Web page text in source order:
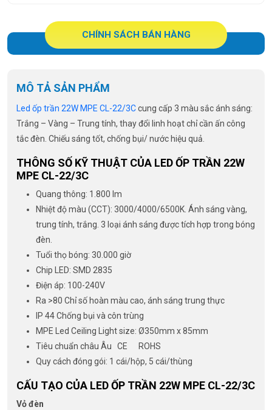
CHÍNH SÁCH BÁN HÀNG
MÔ TẢ SẢN PHẨM
Led ốp trần 22W MPE CL-22/3Ccung cấp 3 màu sắc ánh sáng:
Trắng – Vàng – Trung tính, thay đổi linh hoạt chỉ cần ấn công
tắc đèn. Chiếu sáng tốt, chống bụi/ nước hiệu quả.
THÔNG SỐ KỸ THUẬT CỦA LED ỐP TRẦN 22W
MPE CL-22/3C
Quang thông: 1.800 lm
Nhiệt độ màu (CCT): 3000/4000/6500K. Ánh sáng vàng,
trung tính, trắng. 3 loại ánh sáng được tích hợp trong bóng
đèn.
Tuổi thọ bóng: 30.000 giờ
Chip LED: SMD 2835
Điện áp: 100-240V
Ra >80 Chỉ số hoàn màu cao, ánh sáng trung thực
IP 44 Chống bụi và côn trùng
MPE Led Ceiling Light size: Ø350mm x 85mm
Tiêu chuẩn châu Âu CE ROHS
Quy cách đóng gói: 1 cái/hộp, 5 cái/thùng
CẤU TẠO CỦA LED ỐP TRẦN 22W MPE CL-22/3C
Vỏ đèn